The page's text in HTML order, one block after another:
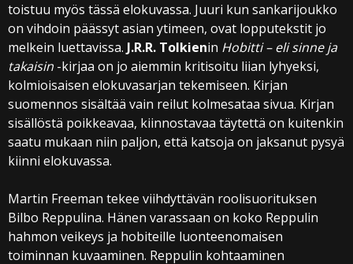
toistuu myös tässä elokuvassa. Juuri kun sankarijoukko
on vihdoin päässyt asian ytimeen, ovat lopputekstit jo
melkein luettavissa. J.R.R. Tolkienin Hobitti – eli sinne ja
takaisin -kirjaa on jo aiemmin kritisoitu liian lyhyeksi,
kolmioisaisen elokuvasarjan tekemiseen. Kirjan
suomennos sisältää vain reilut kolmesataa sivua. Kirjan
sisällöstä poikkeavaa, kiinnostavaa täytettä on kuitenkin
saatu mukaan niin paljon, että katsoja on jaksanut pysyä
kiinni elokuvassa.
Martin Freeman tekee viihdyttävän roolisuorituksen
Bilbo Reppulina. Hänen varassaan on koko Reppulin
hahmon veikeys ja hobiteille luonteenomaisen
toiminnan kuvaaminen. Reppulin kohtaaminen